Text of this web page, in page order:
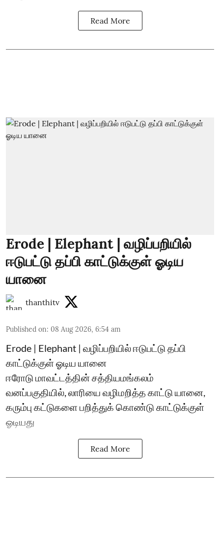
Read More
Erode | Elephant | வழிப்பறியில்
ஈடுபட்டு தப்பி காட்டுக்குள் ஓடிய
யானை
thanthitv
Published on: 08 Aug 2026, 6:54 am
Erode | Elephant | வழிப்பறியில் ஈடுபட்டு தப்பி
காட்டுக்குள் ஓடிய யானை
ஈரோடு மாவட்டத்தின் சத்தியமங்கலம்
வனப்பகுதியில், லாரியை வழிமறித்த காட்டு யானை,
கரும்பு கட்டுகளை பறித்துக் கொண்டு காட்டுக்குள்
ஓடியது
Read More